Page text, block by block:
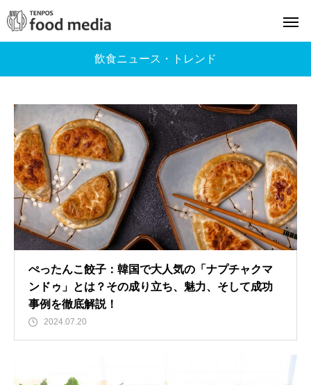
飲食ニュース・トレンド
ぺったんこ餃子：韓国で大人気の「ナプチャクマ
ンドゥ」とは？その成り立ち、魅力、そして成功
事例を徹底解説！
2024.07.20